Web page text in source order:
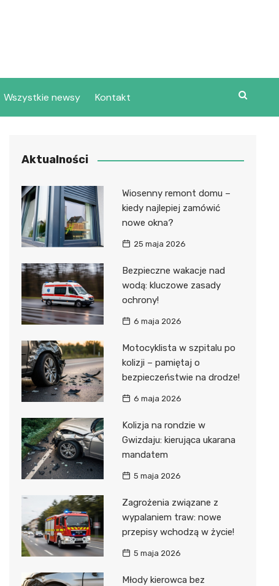
Wszystkie newsy Kontakt
Aktualności
Wiosenny remont domu –
kiedy najlepiej zamówić
nowe okna?
25 maja 2026
Bezpieczne wakacje nad
wodą: kluczowe zasady
ochrony!
6 maja 2026
Motocyklista w szpitalu po
kolizji – pamiętaj o
bezpieczeństwie na drodze!
6 maja 2026
Kolizja na rondzie w
Gwizdaju: kierująca ukarana
mandatem
5 maja 2026
Zagrożenia związane z
wypalaniem traw: nowe
przepisy wchodzą w życie!
5 maja 2026
Młody kierowca bez